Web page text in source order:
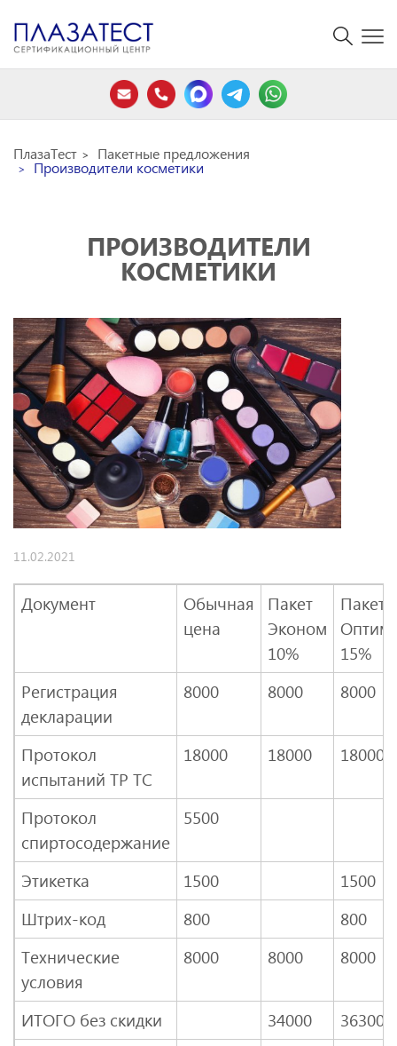
ПлазаТест Пакетные предложения
Производители косметики
ПРОИЗВОДИТЕЛИ
КОСМЕТИКИ
11.02.2021
Документ
Обычная
цена
Пакет
Эконом
10%
Пакет
15%
Регистрация
декларации
8000 8000 8000
Протокол
испытаний ТР ТС
18000 18000 18000
Протокол
спиртосодержание
5500
Этикетка 1500
1500
Штрих-код
800
800
Технические
условия
8000 8000 8000
ИТОГО без скидки 34000
36300